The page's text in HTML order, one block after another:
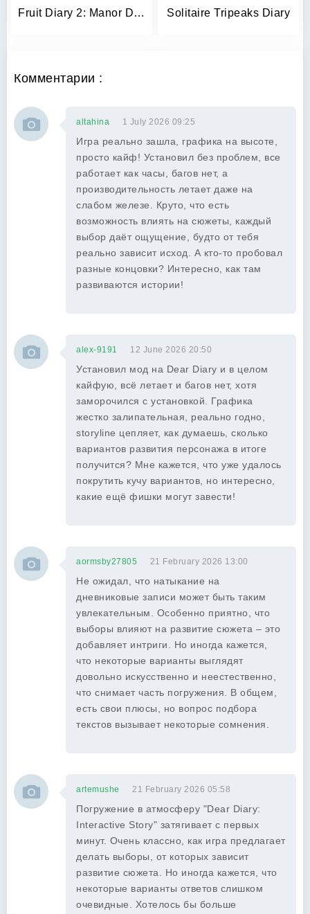
Fruit Diary 2: Manor Design Solitaire Tripeaks Diary
Комментарии :
altahina 1 July 2026 09:25
Игра реально зашла, графика на высоте,
просто кайф! Установил без проблем, все
работает как часы, багов нет, а
производительность летает даже на
слабом железе. Круто, что есть
возможность влиять на сюжеты, каждый
выбор даёт ощущение, будто от тебя
реально зависит исход. А кто-то пробовал
разные концовки? Интересно, как там
развиваются истории!
alex-9191 12 June 2026 20:50
Установил мод на Dear Diary и в целом
кайфую, всё летает и багов нет, хотя
заморочился с установкой. Графика
жестко залипательная, реально годно,
storyline цепляет, как думаешь, сколько
вариантов развития персонажа в итоге
получится? Мне кажется, что уже удалось
покрутить кучу вариантов, но интересно,
какие ещё фишки могут завести!
aormsby27805 21 February 2026 13:00
Не ожидал, что натыкание на
дневниковые записи может быть таким
увлекательным. Особенно приятно, что
выборы влияют на развитие сюжета – это
добавляет интриги. Но иногда кажется,
что некоторые варианты выглядят
довольно искусственно и неестественно,
что снимает часть погружения. В общем,
есть свои плюсы, но вопрос подбора
текстов вызывает некоторые сомнения.
artemushe 21 February 2026 05:58
Погружение в атмосферу "Dear Diary:
Interactive Story" затягивает с первых
минут. Очень классно, как игра предлагает
делать выборы, от которых зависит
развитие сюжета. Но иногда кажется, что
некоторые варианты ответов слишком
очевидные. Хотелось бы больше